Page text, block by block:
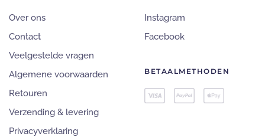
Over ons
Contact
Veelgestelde vragen
Algemene voorwaarden
Retouren
Verzending & levering
Privacyverklaring
Instagram
Facebook
BETAALMETHODEN